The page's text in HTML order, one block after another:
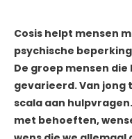
Cosis helpt mensen
psychische
De groep mensen die
gevarieerd. Van jong
scala aan
met behoeften,